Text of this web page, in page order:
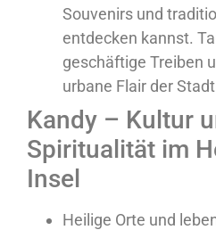
Souvenirs und
entdecken kannst.
geschäftige Treiben
urbane Flair der
Kandy – Kultur
Spiritualität im
Insel
Heilige Orte und